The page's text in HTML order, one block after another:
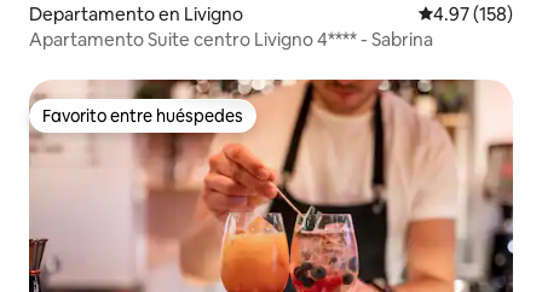
Departamento en Livigno Calificación
4.97 (158)
Apartamento Suite centro Livigno 4**** - Sabrina
Favorito entre huéspedes
Favorito entre huéspedes